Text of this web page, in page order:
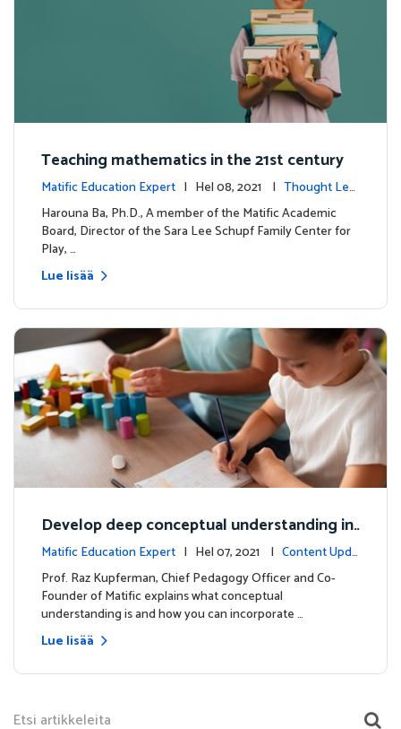
Teaching mathematics in the 21st century
Matific Education Expert | Hel 08, 2021 | Thought Lea
dership
Harouna Ba, Ph.D., A member of the Matific Academic
Board, Director of the Sara Lee Schupf Family Center for
Play, …
Lue lisää
Develop deep conceptual understanding in
mathematics
Matific Education Expert | Hel 07, 2021 | Content Upda
tes
Prof. Raz Kupferman, Chief Pedagogy Officer and Co-
Founder of Matific explains what conceptual
understanding is and how you can incorporate …
Lue lisää